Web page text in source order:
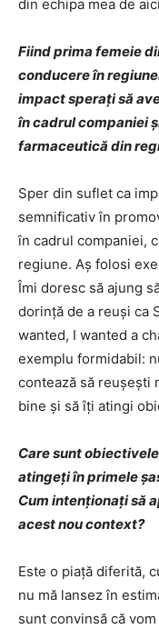
din echipa mea de
Fiind prima femeie
conducere în
impact speraţi să
în cadrul companiei
farmaceutică din
Sper din suflet ca
semnificativ în
în cadrul companiei,
regiune. Aş folosi
Îmi doresc să ajung
dorinţă de a reuşi ca
wanted, I wanted a
exemplu formidabil:
contează să reuşeşti
bine şi să îţi atingi
Care sunt
atingeţi în primele
Cum intenţionaţi să
acest nou context?
Este o piaţă diferită,
nu mă lansez în
sunt convinsă că